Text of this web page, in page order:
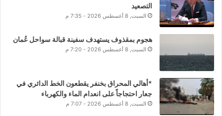
التصعيد
السبت, 8 أغسطس 2026 - 7:35 م
هجوم بمقذوف يستهدف سفينة قبالة سواحل عُمان
السبت, 8 أغسطس 2026 - 7:20 م
*أهالي المحراق بخنفر يقطعون الخط الدائري في
جعار احتجاجاً على انعدام الماء والكهرباء
السبت, 8 أغسطس 2026 - 7:07 م